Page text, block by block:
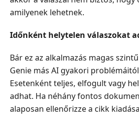
amilyenek lehetnek.
Időnként helytelen válaszokat
Bár ez az alkalmazás magas
Genie más AI gyakori
Esetenként teljes, elfogult vagy
adhat. Ha néhány fontos
alaposan ellenőrizze a cikk